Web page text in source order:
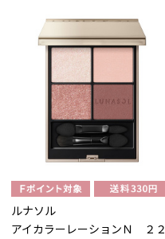
ルナソル
アイカラーレーションＮ ２２